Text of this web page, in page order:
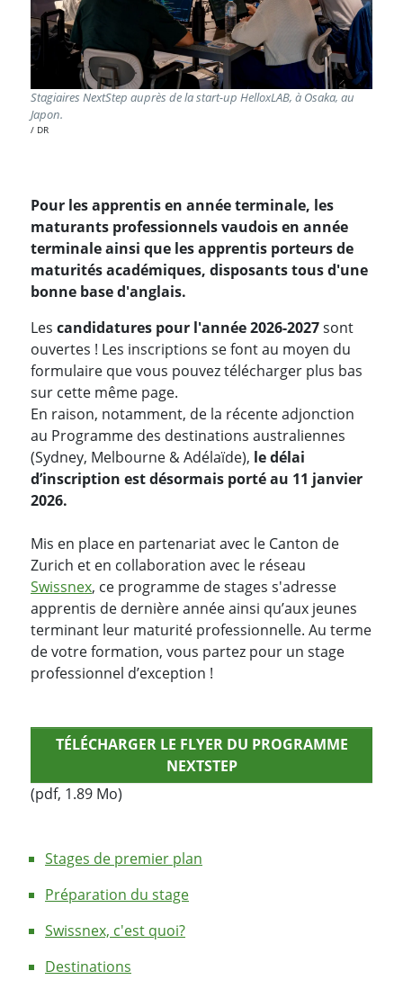
Stagiaires NextStep auprès de la start-up HelloxLAB, à Osaka, au
Japon.
DR
Pour les apprentis en année terminale, les
maturants professionnels vaudois en année
terminale ainsi que les apprentis porteurs de
maturités académiques, disposants tous d'une
bonne base d'anglais.
Les candidatures pour l'année 2026-2027sont
ouvertes ! Les inscriptions se font au moyen du
formulaire que vous pouvez télécharger plus bas
sur cette même page.
En raison, notamment, de la récente adjonction
au Programme des destinations australiennes
(Sydney, Melbourne & Adélaïde), le délai
d’inscription est désormais porté au 11 janvier
2026.
Mis en place en partenariat avec le Canton de
Zurich et en collaboration avec le réseau
Swissnex, ce programme de stages s'adresse
apprentis de dernière année ainsi qu’aux jeunes
terminant leur maturité professionnelle. Au terme
de votre formation, vous partez pour un stage
professionnel d’exception !
TÉLÉCHARGER LE FLYER DU PROGRAMME
NEXTSTEP
(pdf, 1.89 Mo)
Stages de premier plan
Préparation du stage
Swissnex, c'est quoi?
Destinations